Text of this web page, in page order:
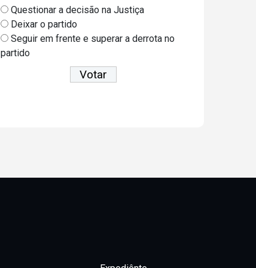
Questionar a decisão na Justiça
Deixar o partido
Seguir em frente e superar a derrota no
partido